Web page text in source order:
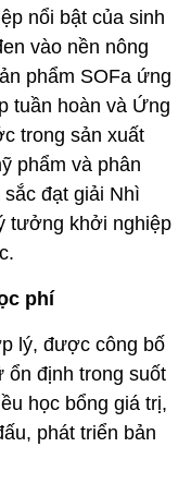
nổi bật của sinh
vào nền nông
phẩm SOFa ứng
tuần hoàn và Ứng
trong sản xuất
phẩm và phân
đạt giải Nhì
tưởng khởi nghiệp
phí
lý, được công bố
ổn định trong suốt
học bổng giá trị,
phát triển bản